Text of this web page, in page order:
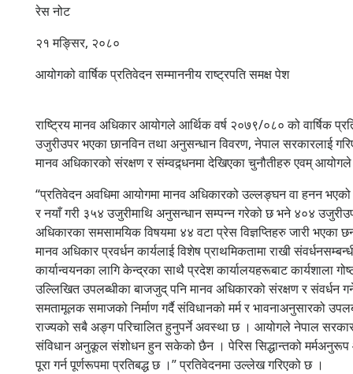
रेस नोट
२१ मङ्सिर, २०८०
आयोगको वार्षिक प्रतिवेदन सम्माननीय राष्ट्रपति समक्ष पेश
राष्ट्रिय मानव अधिकार आयोगले आर्थिक वर्ष २०७९/०८० को वार्षिक
उजुरीउपर भएका छानविन तथा अनुसन्धान विवरण, नेपाल सरकारलाई
मानव अधिकारको संरक्षण र संम्वद्र्धनमा देखिएका चुनौतीहरु एवम्
“प्रतिवेदन अवधिमा आयोगमा मानव अधिकारको उल्लङ्घन वा हनन
र नयाँ गरी ३५४ उजुरीमाथि अनुसन्धान सम्पन्न गरेको छ भने ४०४
अधिकारका समसामयिक विषयमा ४४ वटा प्रेस विज्ञप्तिहरु जारी भएका
मानव अधिकार प्रवर्धन कार्यलाई विशेष प्राथमिकतामा राखी
कार्यान्वयनका लागि केन्द्रका साथै प्रदेश कार्यालयहरूबाट कार्यशाला
उल्लिखित उपलब्धीका बाजजुद् पनि मानव अधिकारको संरक्षण र संवर्धन
समतामूलक समाजको निर्माण गर्दै संविधानको मर्म र भावनाअनुसारको
राज्यको सबै अङ्ग परिचालित हुनुपर्ने अवस्था छ । आयोगले नेपाल
संविधान अनुकूल संशोधन हुन सकेको छैन । पेरिस सिद्धान्तको मर्मअनुरूप
पूरा गर्न पूर्णरूपमा प्रतिबद्ध छ ।” प्रतिवेदनमा उल्लेख गरिएको छ ।